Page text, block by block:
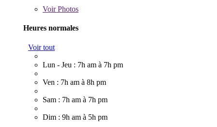
VoirPhotos
Heures normales
Voir tout
Lun - Jeu : 7h am à 7h pm
Ven : 7h am à 8h pm
Sam : 7h am à 7h pm
Dim : 9h am à 5h pm